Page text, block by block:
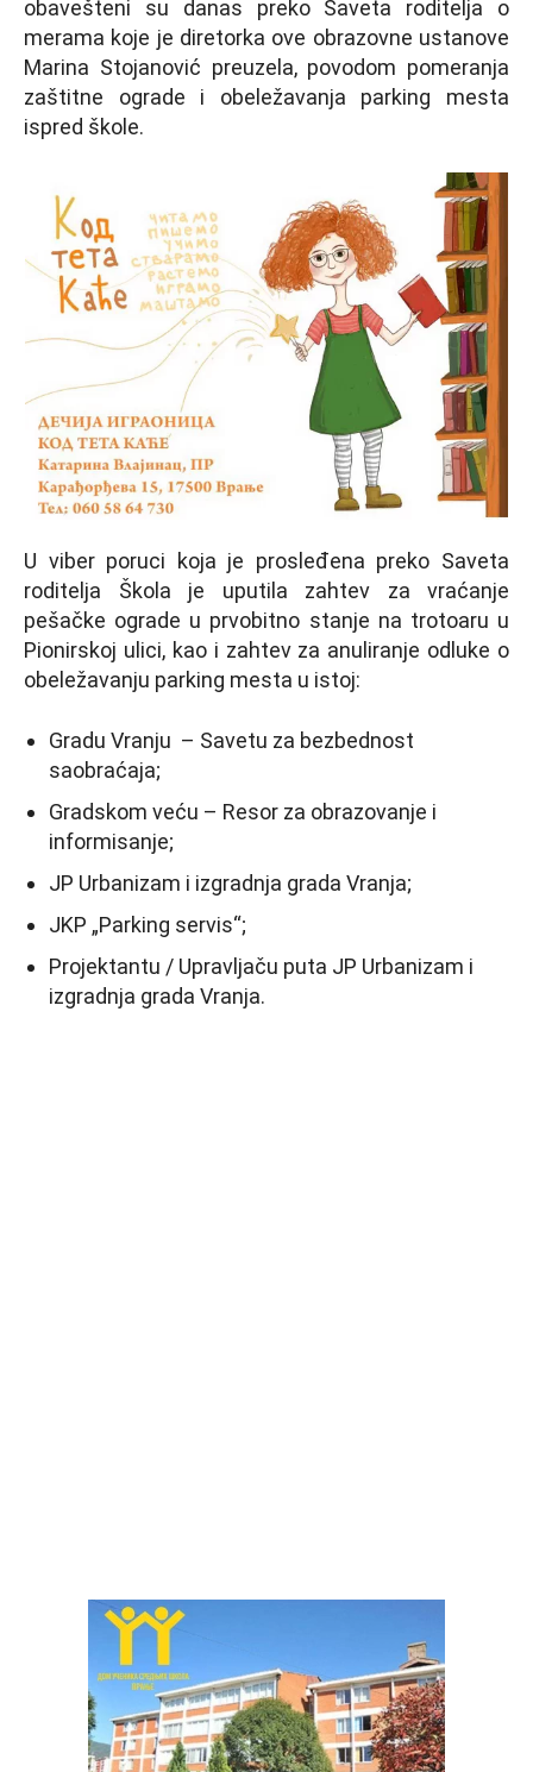
obavešteni su danas preko Saveta roditelja o
merama koje je diretorka ove obrazovne ustanove
Marina Stojanović preuzela, povodom pomeranja
zaštitne ograde i obeležavanja parking mesta
ispred škole.
U viber poruci koja je prosleđena preko Saveta
roditelja Škola je uputila zahtev za vraćanje
pešačke ograde u prvobitno stanje na trotoaru u
Pionirskoj ulici, kao i zahtev za anuliranje odluke o
obeležavanju parking mesta u istoj:
Gradu Vranju – Savetu za bezbednost
saobraćaja;
Gradskom veću – Resor za obrazovanje i
informisanje;
JP Urbanizam i izgradnja grada Vranja;
JKP „Parking servis“;
Projektantu / Upravljaču puta JP Urbanizam i
izgradnja grada Vranja.